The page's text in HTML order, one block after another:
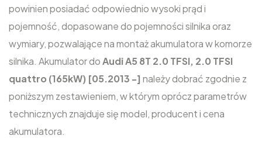
powinien posiadać odpowiednio wysoki prąd i
pojemność, dopasowane do pojemności silnika oraz
wymiary, pozwalające na montaż akumulatora w komorze
silnika. Akumulator doAudi A5 8T 2.0 TFSI, 2.0 TFSI
quattro (165kW) [05.2013 -] należy dobrać zgodnie z
poniższym zestawieniem, w którym oprócz parametrów
technicznych znajduje się model, producent i cena
akumulatora.